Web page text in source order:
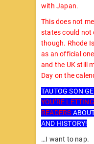
with Japan.
This does not
states could not
though. Rhode
as an official
and the UK still
Day on the
TAUTOG SON
YOU’RE
READERS
AND HISTORY!
…I want to nap.